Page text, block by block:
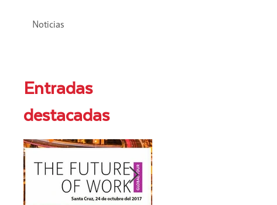
Noticias
Entradas
destacadas